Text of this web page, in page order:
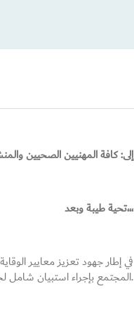
إلى: كافة المهنيين الصحيين
تحية طيبة وبعد،،،
في إطار جهود تعزيز معايير
المجتمع بإجراء استبيان شامل لجميع المستشفيات في دولة الإمارات العربية المتحدة.